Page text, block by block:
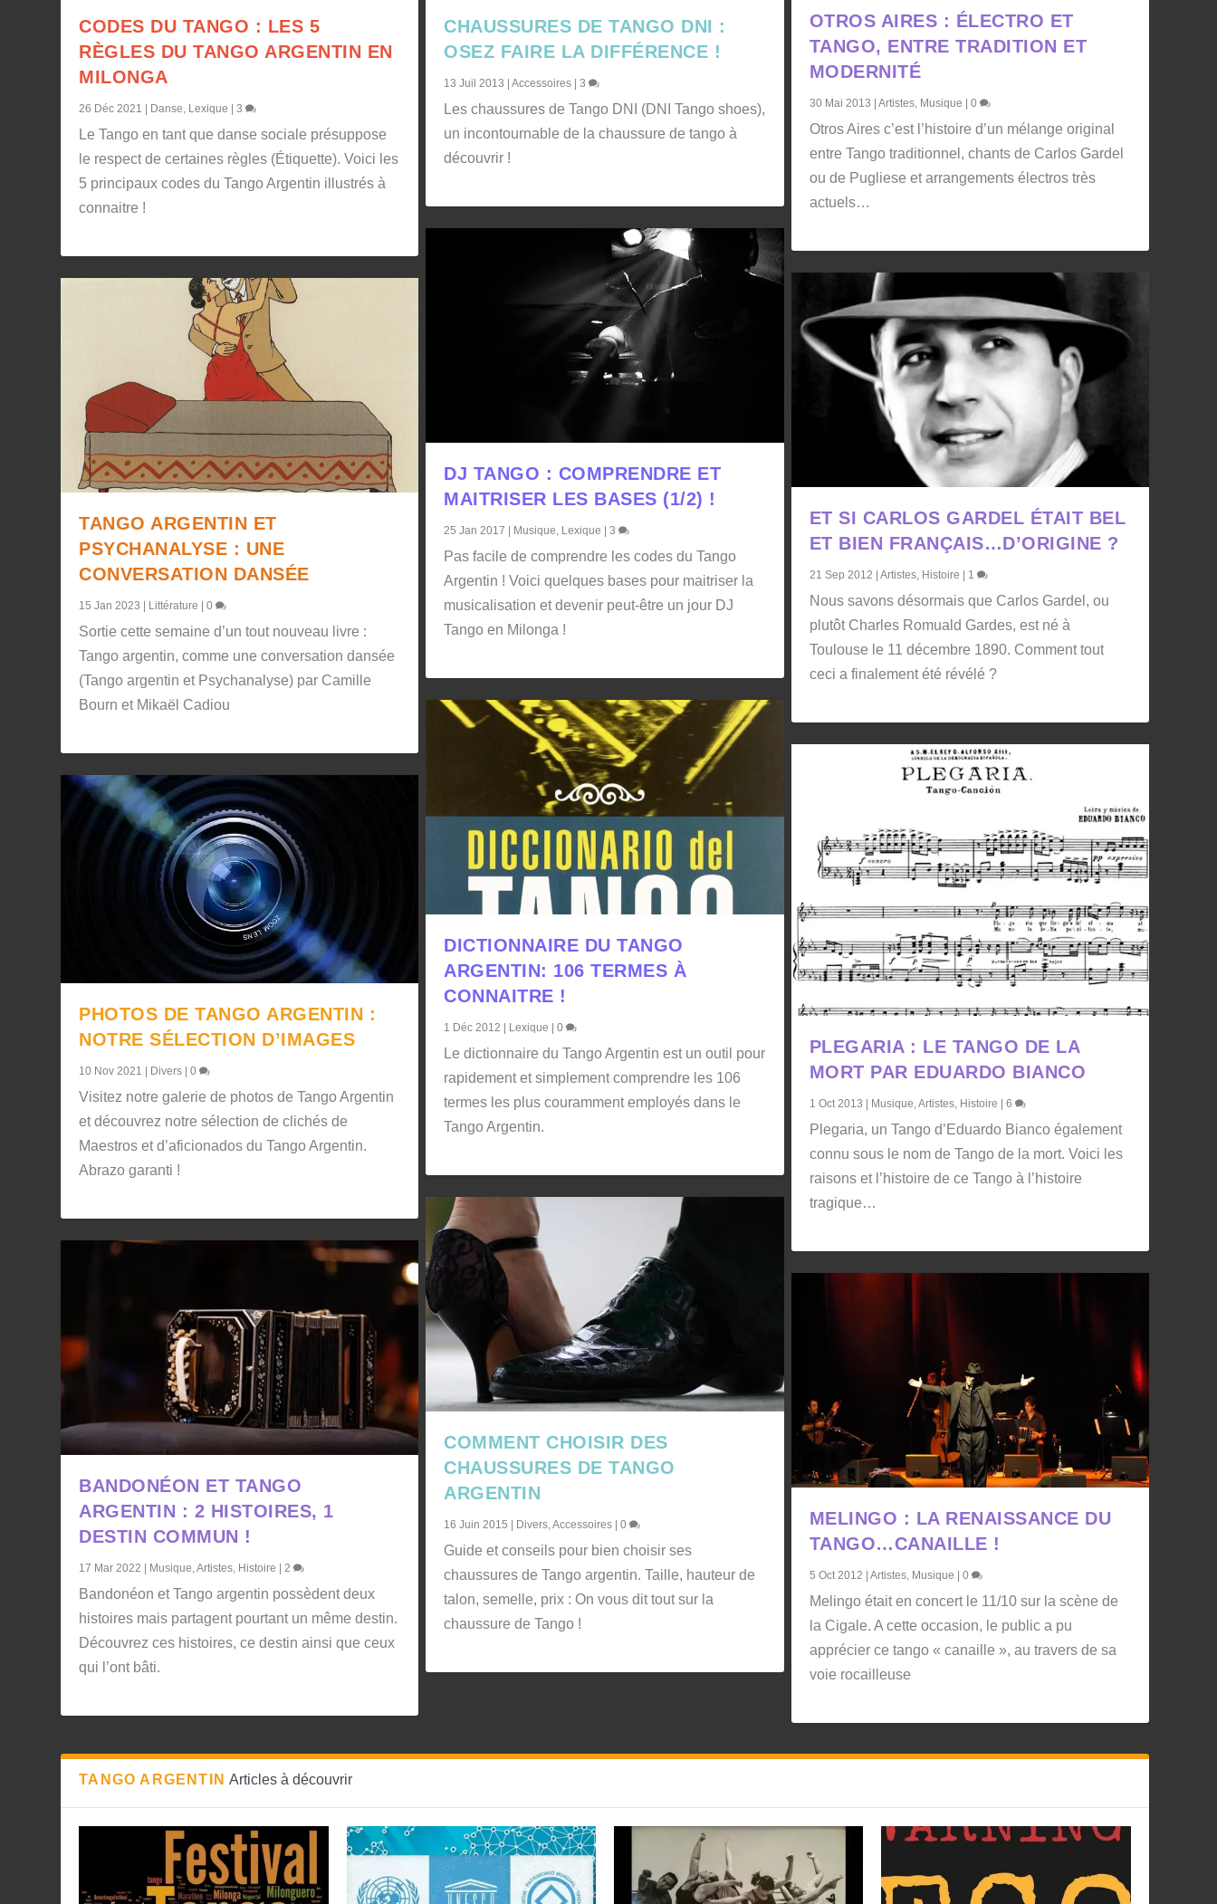
CODES DU TANGO : LES 5
RÈGLES DU TANGO ARGENTIN EN
MILONGA
26 Déc 2021 Danse, Lexique |3
Le Tango en tant que danse sociale présuppose
le respect de certaines règles (Étiquette). Voici les
5 principaux codes du Tango Argentin illustrés à
connaitre !
TANGO ARGENTIN ET
PSYCHANALYSE : UNE
CONVERSATION DANSÉE
15 Jan 2023 Littérature |0
Sortie cette semaine d’un tout nouveau livre :
Tango argentin, comme une conversation dansée
(Tango argentin et Psychanalyse) par Camille
Bourn et Mikaël Cadiou
PHOTOS DE TANGO ARGENTIN :
NOTRE SÉLECTION D’IMAGES
10 Nov 2021 Divers |0
Visitez notre galerie de photos de Tango Argentin
et découvrez notre sélection de clichés de
Maestros et d’aficionados du Tango Argentin.
Abrazo garanti !
BANDONÉON ET TANGO
ARGENTIN : 2 HISTOIRES, 1
DESTIN COMMUN !
17 Mar 2022 Musique,Artistes, Histoire |2
Bandonéon et Tango argentin possèdent deux
histoires mais partagent pourtant un même destin.
Découvrez ces histoires, ce destin ainsi que ceux
qui l’ont bâti.
CHAUSSURES DE TANGO DNI :
OSEZ FAIRE LA DIFFÉRENCE !
13 Juil 2013 |Accessoires |3
Les chaussures de Tango DNI (DNI Tango shoes),
un incontournable de la chaussure de tango à
découvrir !
DJ TANGO : COMPRENDRE ET
MAITRISER LES BASES (1/2) !
25 Jan 2017 Musique, Lexique |3
Pas facile de comprendre les codes du Tango
Argentin ! Voici quelques bases pour maitriser la
musicalisation et devenir peut-être un jour DJ
Tango en Milonga !
DICTIONNAIRE DU TANGO
ARGENTIN: 106 TERMES À
CONNAITRE !
1 Déc 2012 Lexique |0
Le dictionnaire du Tango Argentin est un outil pour
rapidement et simplement comprendre les 106
termes les plus couramment employés dans le
Tango Argentin.
COMMENT CHOISIR DES
CHAUSSURES DE TANGO
ARGENTIN
16 Juin 2015 | Divers,Accessoires |0
Guide et conseils pour bien choisir ses
chaussures de Tango argentin. Taille, hauteur de
talon, semelle, prix : On vous dit tout sur la
chaussure de Tango !
OTROS AIRES : ÉLECTRO ET
TANGO, ENTRE TRADITION ET
MODERNITÉ
30 Mai 2013 | Artistes, Musique | 0
Otros Aires c’est l’histoire d’un mélange original
entre Tango traditionnel, chants de Carlos Gardel
ou de Pugliese et arrangements électros très
actuels…
ET SI CARLOS GARDEL ÉTAIT BEL
ET BIEN FRANÇAIS…D’ORIGINE ?
21 Sep 2012 | Artistes, Histoire | 1
Nous savons désormais que Carlos Gardel, ou
plutôt Charles Romuald Gardes, est né à
Toulouse le 11 décembre 1890. Comment tout
ceci a finalement été révélé ?
PLEGARIA : LE TANGO DE LA
MORT PAR EDUARDO BIANCO
1 Oct 2013 | Musique Artistes, Histoire | 6
Plegaria, un Tango d’Eduardo Bianco également
connu sous le nom de Tango de la mort. Voici les
raisons et l’histoire de ce Tango à l’histoire
tragique…
MELINGO : LA RENAISSANCE DU
TANGO…CANAILLE !
5 Oct 2012 | Artistes, Musique | 0
Melingo était en concert le 11/10 sur la scène de
la Cigale. A cette occasion, le public a pu
apprécier ce tango « canaille », au travers de sa
voie rocailleuse
TANGO ARGENTIN Articles à découvrir